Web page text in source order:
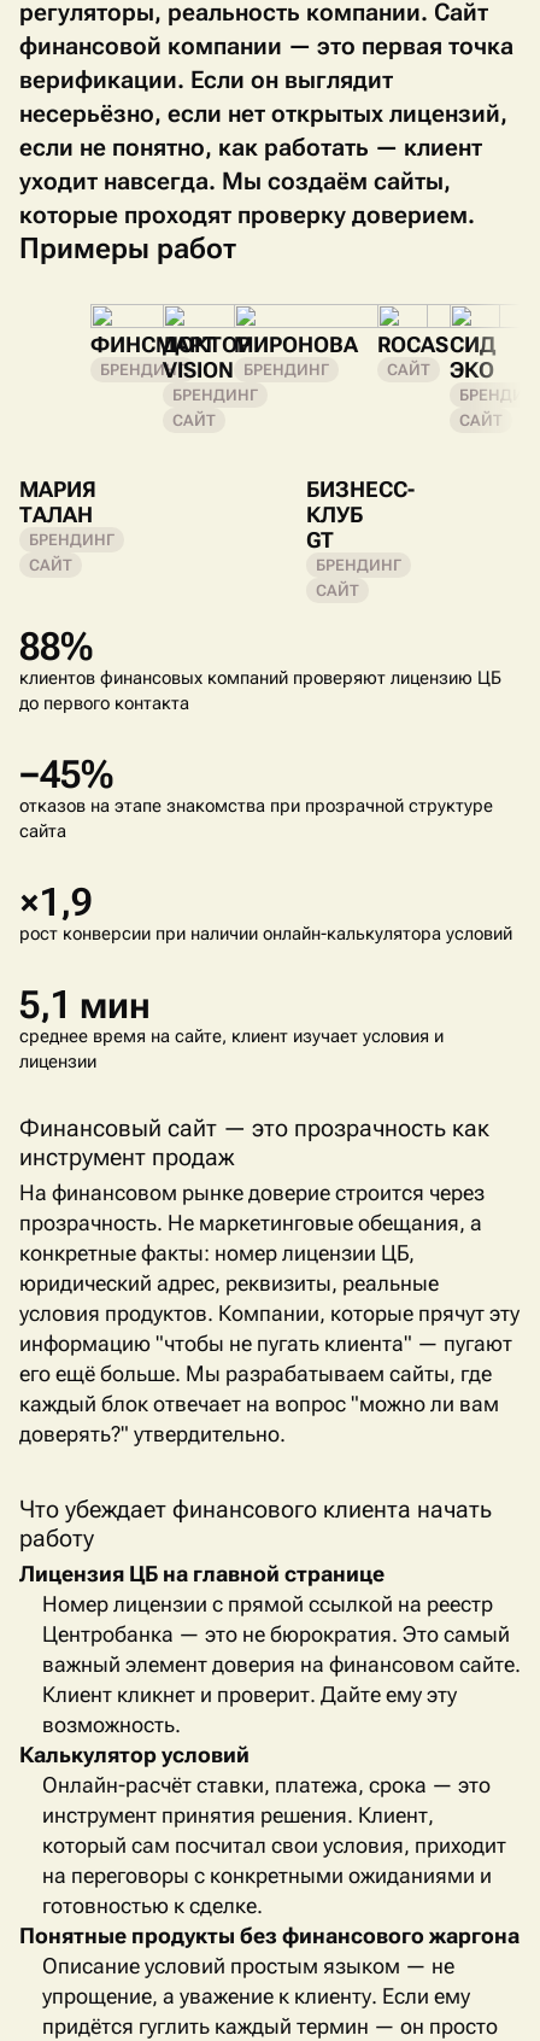
регуляторы, реальность компании. Сайт
финансовой компании — это первая точка
верификации. Если он выглядит
несерьёзно, если нет открытых лицензий,
если не понятно, как работать — клиент
уходит навсегда. Мы создаём сайты,
которые проходят проверку доверием.
Примеры работ
МАРИЯ
ТАЛАН
БРЕНДИНГ
САЙТ
ФИНСМАРТ
БРЕНДИНГ
ДОКТОР
VISION
БРЕНДИНГ
САЙТ
МИРОНОВА
БРЕНДИНГ
БИЗНЕСС-
КЛУБ
GT
БРЕНДИНГ
САЙТ
ROCAS
САЙТ
СИД
ЭКО
САЙТ
88%
клиентов финансовых компаний проверяют лицензию ЦБ
до первого контакта
−45%
отказов на этапе знакомства при прозрачной структуре
сайта
×1,9
рост конверсии при наличии онлайн-калькулятора условий
5,1 мин
среднее время на сайте, клиент изучает условия и
лицензии
Финансовый сайт — это прозрачность как
инструмент продаж
На финансовом рынке доверие строится через
прозрачность. Не маркетинговые обещания, а
конкретные факты: номер лицензии ЦБ,
юридический адрес, реквизиты, реальные
условия продуктов. Компании, которые прячут эту
информацию "чтобы не пугать клиента" — пугают
его ещё больше. Мы разрабатываем сайты, где
каждый блок отвечает на вопрос "можно ли вам
доверять?" утвердительно.
Что убеждает финансового клиента начать
работу
Лицензия ЦБ на главной странице
Номер лицензии с прямой ссылкой на реестр
Центробанка — это не бюрократия. Это самый
важный элемент доверия на финансовом сайте.
Клиент кликнет и проверит. Дайте ему эту
возможность.
Калькулятор условий
Онлайн-расчёт ставки, платежа, срока — это
инструмент принятия решения. Клиент,
который сам посчитал свои условия, приходит
на переговоры с конкретными ожиданиями и
готовностью к сделке.
Понятные продукты без финансового жаргона
Описание условий простым языком — не
упрощение, а уважение к клиенту. Если ему
придётся гуглить каждый термин — он просто